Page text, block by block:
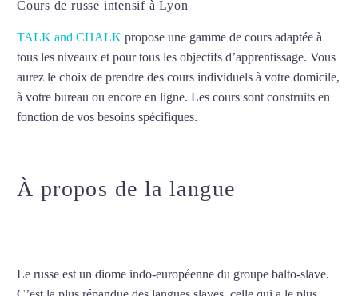
Cours de russe intensif à Lyon
TALK and CHALK propose une gamme de cours adaptée à
tous les niveaux et pour tous les objectifs d’apprentissage. Vous
aurez le choix de prendre des cours individuels à votre domicile,
à votre bureau ou encore en ligne. Les cours sont construits en
fonction de vos besoins spécifiques.
À propos de la langue
Le russe est un diome indo-européenne du groupe balto-slave.